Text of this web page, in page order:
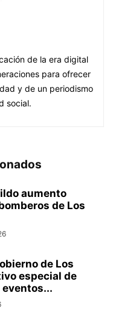
de la era digital
para ofrecer
y de un periodismo
social.
aumento
de Los
de Los
especial de